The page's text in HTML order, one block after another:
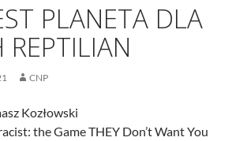
PLANETA DLA
REPTILIAN
CNP
Kozłowski
the Game THEY Don’t Want You